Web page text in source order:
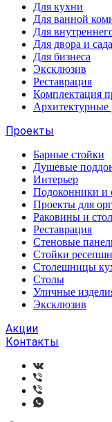
Для кухни
Для ванной
Для
Для двора и сада
Для бизнеса
Эксклюзив
Реставрация
Комплектация
Архитектурные
Проекты
Барные стойки
Душевые
Интерьер
Подоконники и
Проекты для
Раковины и
Реставрация
Стеновые
Стойки ресепшн
Столешницы
Столы
Уличные
Эксклюзив
Акции
Контакты